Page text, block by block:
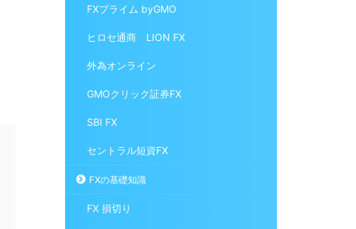
FXプライム byGMO
ヒロセ通商 LION FX
外為オンライン
GMOクリック証券FX
SBI FX
セントラル短資FX
FXの基礎知識
FX 損切り